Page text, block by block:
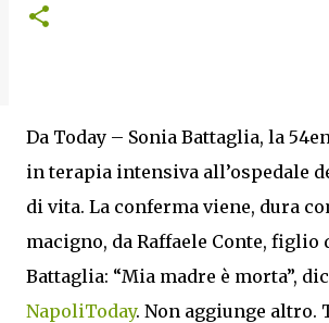
Da Today – Sonia Battaglia, la
in terapia intensiva all’ospedale
di vita. La conferma viene, dura
macigno, da Raffaele Conte, figlio
Battaglia: “Mia madre è morta”,
NapoliToday. Non aggiunge altro.